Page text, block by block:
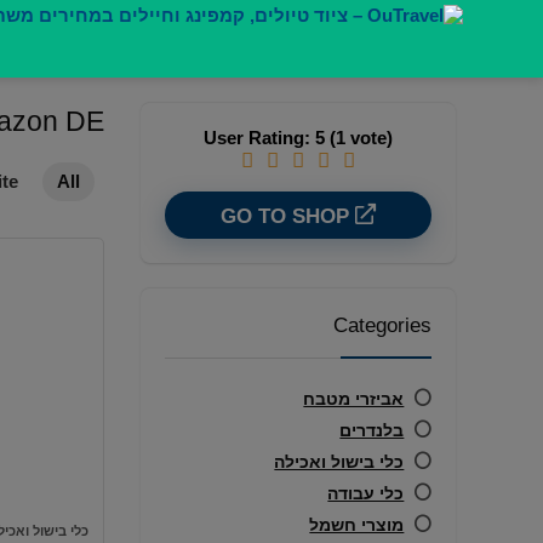
DE
User Rating: 5 (1 vote)
Categories
אביזרי מטבח
בלנדרים
כלי בישול ואכילה
כלי עבודה
מוצרי חשמל
All
כלי בישול